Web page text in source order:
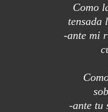
Como
tensada
-ante mi
-ante tu